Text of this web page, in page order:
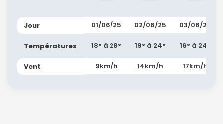
Jour
Températures
Vent
01/06/25
18° à 28°
9km/h
02/06/25
19° à 24°
14km/h
03/06/25
16° à 24°
17km/h